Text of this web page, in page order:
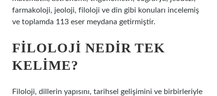
farmakoloji, jeoloji, filoloji ve din gibi konuları incelemiş
ve toplamda 113 eser meydana getirmiştir.
FILOLOJI NEDIR TEK
KELIME?
Filoloji, dillerin yapısını, tarihsel gelişimini ve birbirleriyle